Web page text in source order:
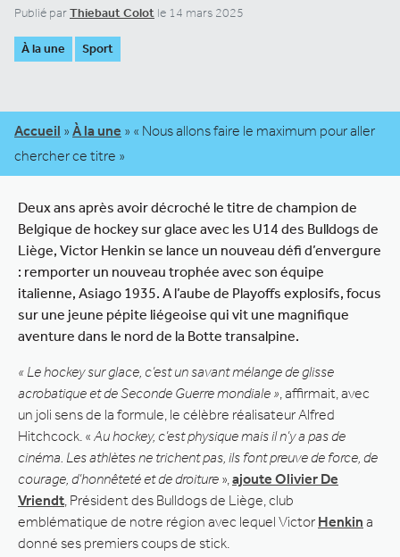
Publié parThiebaut Colot le 14 mars 2025
À la une Sport
Accueil » À la une » « Nous allons faire le maximum pour aller
chercher ce titre »
Deux ans après avoir décroché le titre de champion de
Belgique de hockey sur glace avec les U14 des Bulldogs de
Liège, Victor Henkin se lance un nouveau défi d’envergure
: remporter un nouveau trophée avec son équipe
italienne, Asiago 1935. A l’aube de Playoffs explosifs, focus
sur une jeune pépite liégeoise qui vit une magnifique
aventure dans le nord de la Botte transalpine.
« Le hockey sur glace, c’est un savant mélange de glisse
acrobatique et de Seconde Guerre mondiale » , affirmait, avec
un joli sens de la formule, le célèbre réalisateur Alfred
Hitchcock. « Au hockey, c’est physique mais il n’y a pas de
cinéma. Les athlètes ne trichent pas, ils font preuve de force, de
courage, d’honnêteté et de droiture », ajoute Olivier De
Vriendt , Président des Bulldogs de Liège, club
emblématique de notre région avec lequel Victor Henkin a
donné ses premiers coups de stick.